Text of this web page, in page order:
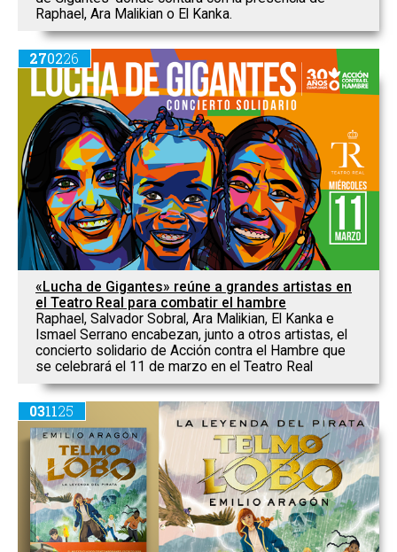
Raphael, Ara Malikian o El Kanka.
270226
«Lucha de Gigantes» reúne a grandes artistas en
el Teatro Real para combatir el hambre
Raphael, Salvador Sobral, Ara Malikian, El Kanka e
Ismael Serrano encabezan, junto a otros artistas, el
concierto solidario de Acción contra el Hambre que
se celebrará el 11 de marzo en el Teatro Real
031125